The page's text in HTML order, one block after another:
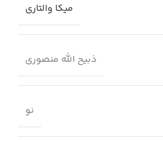
میکا والتاری
ذبیح الله منصوری
نو